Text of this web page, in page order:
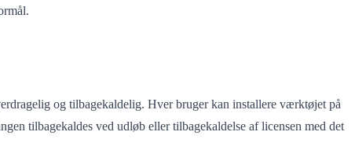
og tilbagekaldelig. Hver bruger kan installere værktøjet på
tilbagekaldes ved udløb eller tilbagekaldelse af licensen med det